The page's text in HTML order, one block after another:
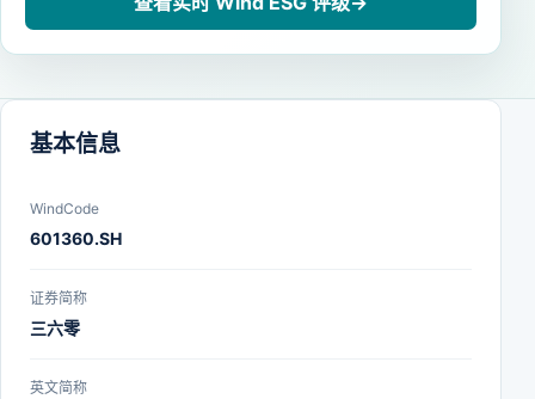
基本信息
WindCode
601360.SH
证券简称
三六零
英文简称